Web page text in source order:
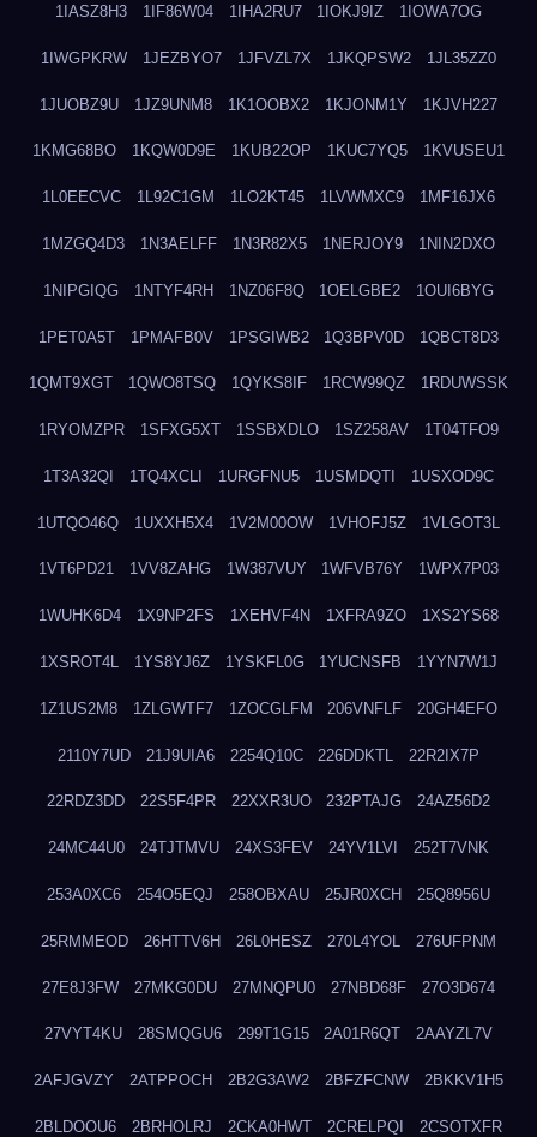
1IASZ8H3 1IF86W04 1IHA2RU7 1IOKJ9IZ 1IOWA7OG
1IWGPKRW 1JEZBYO7 1JFVZL7X 1JKQPSW2 1JL35ZZ0
1JUOBZ9U 1JZ9UNM8 1K1OOBX2 1KJONM1Y 1KJVH227
1KMG68BO 1KQW0D9E 1KUB22OP 1KUC7YQ5 1KVUSEU1
1L0EECVC 1L92C1GM 1LO2KT45 1LVWMXC9 1MF16JX6
1MZGQ4D3 1N3AELFF 1N3R82X5 1NERJOY9 1NIN2DXO
1NIPGIQG 1NTYF4RH 1NZ06F8Q 1OELGBE2 1OUI6BYG
1PET0A5T 1PMAFB0V 1PSGIWB2 1Q3BPV0D 1QBCT8D3
1QMT9XGT 1QWO8TSQ 1QYKS8IF 1RCW99QZ 1RDUWSSK
1RYOMZPR 1SFXG5XT 1SSBXDLO 1SZ258AV 1T04TFO9
1T3A32QI 1TQ4XCLI 1URGFNU5 1USMDQTI 1USXOD9C
1UTQO46Q 1UXXH5X4 1V2M00OW 1VHOFJ5Z 1VLGOT3L
1VT6PD21 1VV8ZAHG 1W387VUY 1WFVB76Y 1WPX7P03
1WUHK6D4 1X9NP2FS 1XEHVF4N 1XFRA9ZO 1XS2YS68
1XSROT4L 1YS8YJ6Z 1YSKFL0G 1YUCNSFB 1YYN7W1J
1Z1US2M8 1ZLGWTF7 1ZOCGLFM 206VNFLF 20GH4EFO
2110Y7UD 21J9UIA6 2254Q10C 226DDKTL 22R2IX7P
22RDZ3DD 22S5F4PR 22XXR3UO 232PTAJG 24AZ56D2
24MC44U0 24TJTMVU 24XS3FEV 24YV1LVI 252T7VNK
253A0XC6 254O5EQJ 258OBXAU 25JR0XCH 25Q8956U
25RMMEOD 26HTTV6H 26L0HESZ 270L4YOL 276UFPNM
27E8J3FW 27MKG0DU 27MNQPU0 27NBD68F 27O3D674
27VYT4KU 28SMQGU6 299T1G15 2A01R6QT 2AAYZL7V
2AFJGVZY 2ATPPOCH 2B2G3AW2 2BFZFCNW 2BKKV1H5
2BLDOOU6 2BRHOLRJ 2CKA0HWT 2CRELPQI 2CSOTXFR